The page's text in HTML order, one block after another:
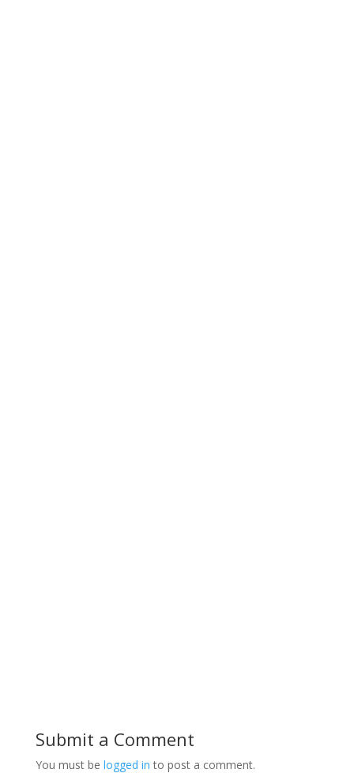
Submit a Comment
You must be logged in to post a comment.